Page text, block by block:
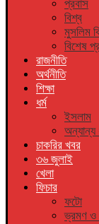
প্রবাস
বিশ্ব
মুসলিম
বিশেষ
রাজনীতি
অর্থনীতি
শিক্ষা
ধর্ম
ইসলাম
অন্যান্য
চাকরির খবর
৩৬ জুলাই
খেলা
ফিচার
ফটো
ভ্রমণ ও